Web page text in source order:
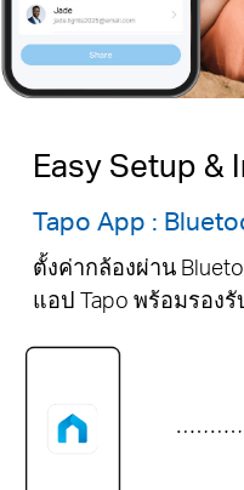
Easy Setup &
Tapo App :
ตั้งค่ากล้องผ่าน
แอป Tapo พร้อมรอง